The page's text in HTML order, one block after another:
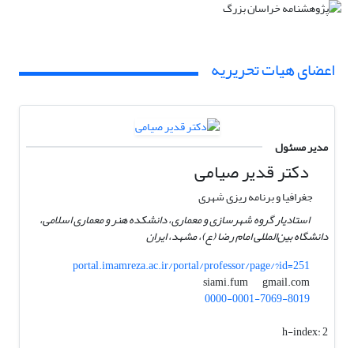
اعضای هیات تحریریه
مدیر مسئول
دکتر قدیر صیامی
جغرافیا و برنامه ریزی شهری
استادیار گروه شهرسازی و معماری، دانشکده هنر و معماری اسلامی،
دانشگاه بین‌المللی امام رضا (ع)، مشهد، ایران
portal.imamreza.ac.ir/portal/professor/page/?id=251
siami.fum
gmail.com
0000-0001-7069-8019
h-index:2